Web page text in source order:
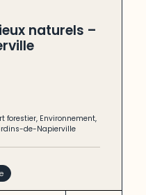
naturels –
forestier, Environnement,
de-Napierville